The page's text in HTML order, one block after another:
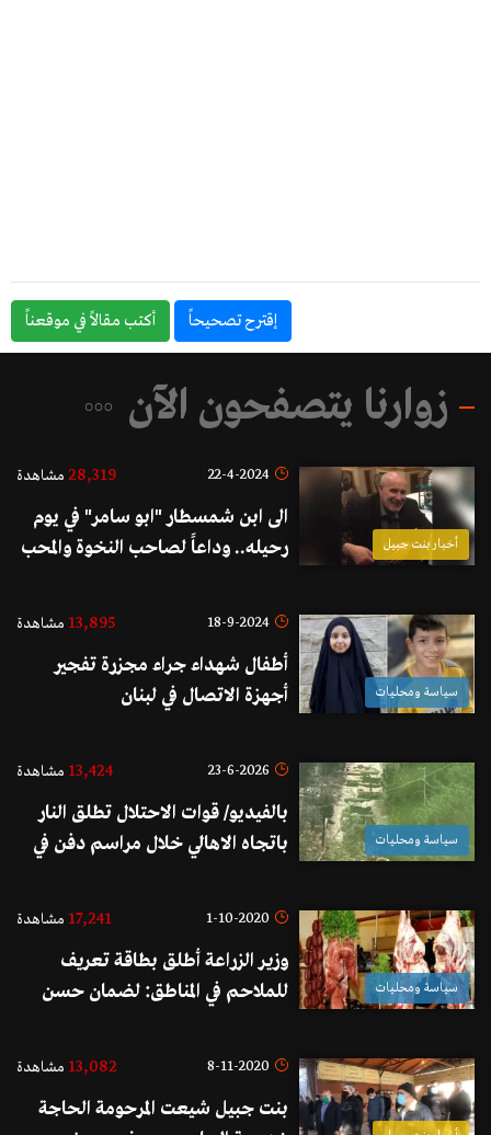
إقترح تصحيحاً أكتب مقالاً في موقعناً
زوارنا يتصفحون الآن
أخبار بنت جبيل
22-4-2024
28,319 مشاهدة
الى ابن شمسطار "ابو سامر" في يوم
رحيله.. وداعاً لصاحب النخوة والمحب
سياسة ومحليات
18-9-2024
13,895 مشاهدة
أطفال شهداء جراء مجزرة تفجير
أجهزة الاتصال في لبنان
سياسة ومحليات
23-6-2026
13,424 مشاهدة
بالفيديو/ قوات الاحتلال تطلق النار
باتجاه الاهالي خلال مراسم دفن في
البلدة
سياسة ومحليات
1-10-2020
17,241 مشاهدة
وزير الزراعة أطلق بطاقة تعريف
للملاحم في المناطق: لضمان حسن
حكومياً بشكل عادل...لا تهاون بعد
8-11-2020
13,082 مشاهدة
بنت جبيل شيعت المرحومة الحاجة